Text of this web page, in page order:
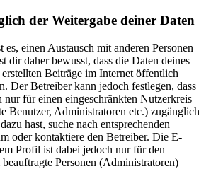
der Weitergabe deiner Daten
einen Austausch mit anderen Personen
dir daher bewusst, dass die Daten deines
Beiträge im Internet öffentlich
Der Betreiber kann jedoch festlegen, dass
nur für einen eingeschränkten Nutzerkreis
Benutzer, Administratoren etc.) zugänglich
hast, suche nach entsprechenden
oder kontaktiere den Betreiber. Die E-
Profil ist dabei jedoch nur für den
Personen (Administratoren)